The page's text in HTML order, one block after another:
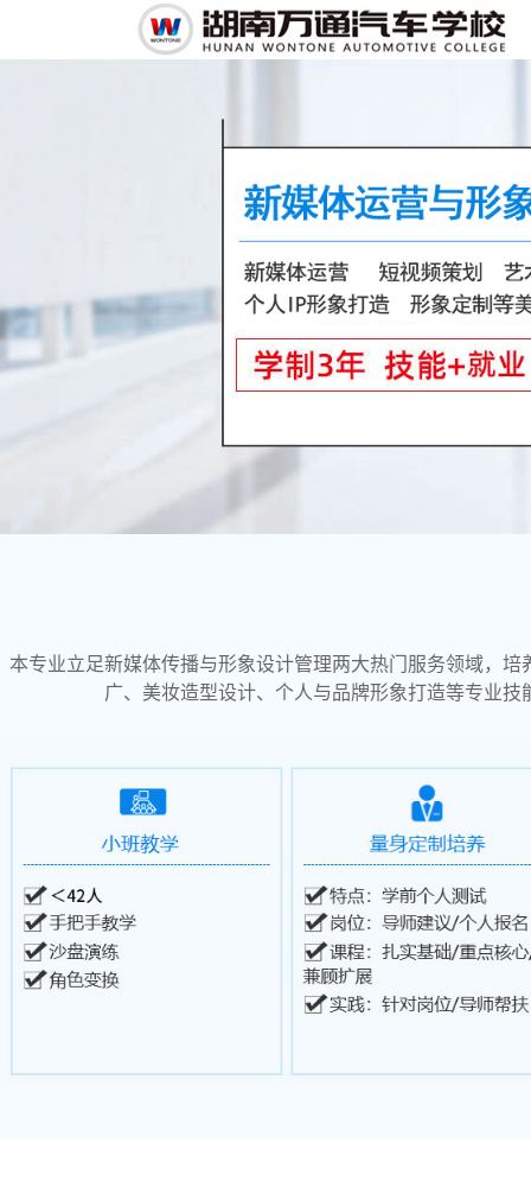
本专业立足新媒体传播与形象设计管理两大热门服务领域，
广、美妆造型设计、个人与品牌形象打造等专业